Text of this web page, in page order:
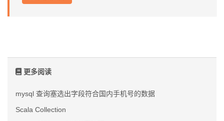
更多阅读
mysql 查询塞选出字段符合国内手机号的数据
Scala Collection